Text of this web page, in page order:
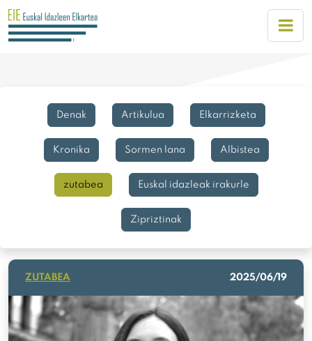
Denak Artikulua Elkarrizketa
Kronika Sormen lana Albistea
zutabea Euskal idazleak irakurle
Zipriztinak
ZUTABEA 2025/06/19